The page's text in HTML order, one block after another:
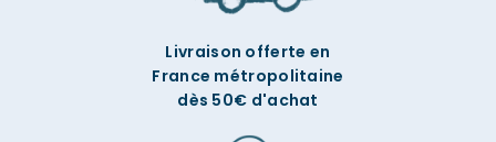
Livraison offerte en
France métropolitaine
dès 50€ d'achat